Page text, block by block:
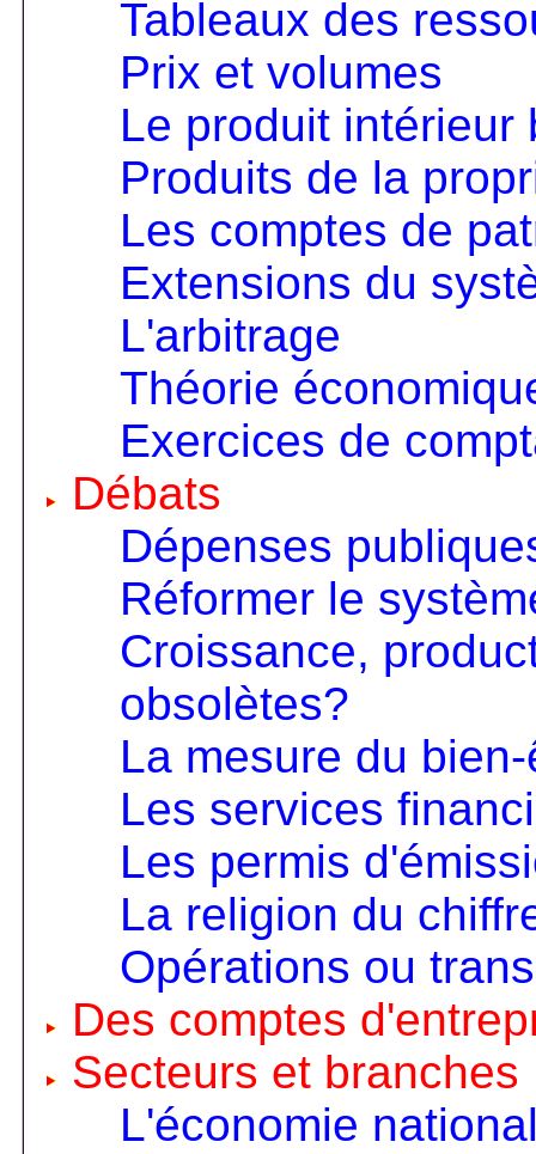
Tableaux des
Prix et volumes
Le produit intérieur
Produits de la
Les comptes de
Extensions du
L'arbitrage
Théorie
Exercices de
Débats
Dépenses
Réformer le
Croissance,
obsolètes?
La mesure du
Les services
Les permis
La religion du
Opérations ou
Des comptes
Secteurs et branches
L'économie